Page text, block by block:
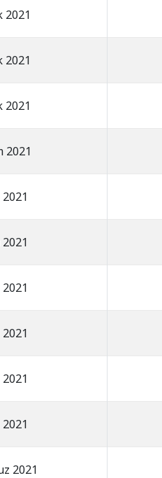
2021
2021
2021
2021
2021